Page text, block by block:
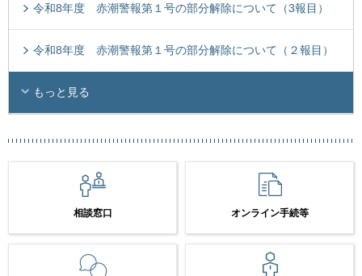
令和8年度 赤潮警報第１号の部分解除について（3報目）
令和8年度 赤潮警報第１号の部分解除について（２報目）
もっと見る
相談窓口 オンライン手続等